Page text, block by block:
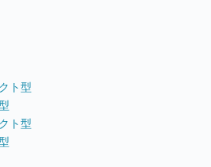
ト型
ト型